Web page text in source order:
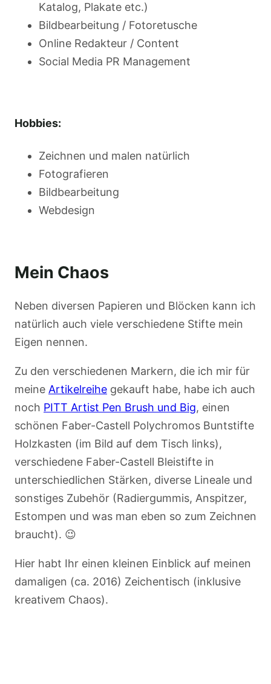
Katalog, Plakate etc.)
Bildbearbeitung / Fotoretusche
Online Redakteur / Content
Social Media PR Management
Hobbies:
Zeichnen und malen natürlich
Fotografieren
Bildbearbeitung
Webdesign
Mein Chaos
Neben diversen Papieren und Blöcken kann ich
natürlich auch viele verschiedene Stifte mein
Eigen nennen.
Zu den verschiedenen Markern, die ich mir für
meine Artikelreihe gekauft habe, habe ich auch
noch PITT Artist Pen Brush und Big, einen
schönen Faber-Castell Polychromos Buntstifte
Holzkasten (im Bild auf dem Tisch links),
verschiedene Faber-Castell Bleistifte in
unterschiedlichen Stärken, diverse Lineale und
sonstiges Zubehör (Radiergummis, Anspitzer,
Estompen und was man eben so zum Zeichnen
braucht). 😉
Hier habt Ihr einen kleinen Einblick auf meinen
damaligen (ca. 2016) Zeichentisch (inklusive
kreativem Chaos).